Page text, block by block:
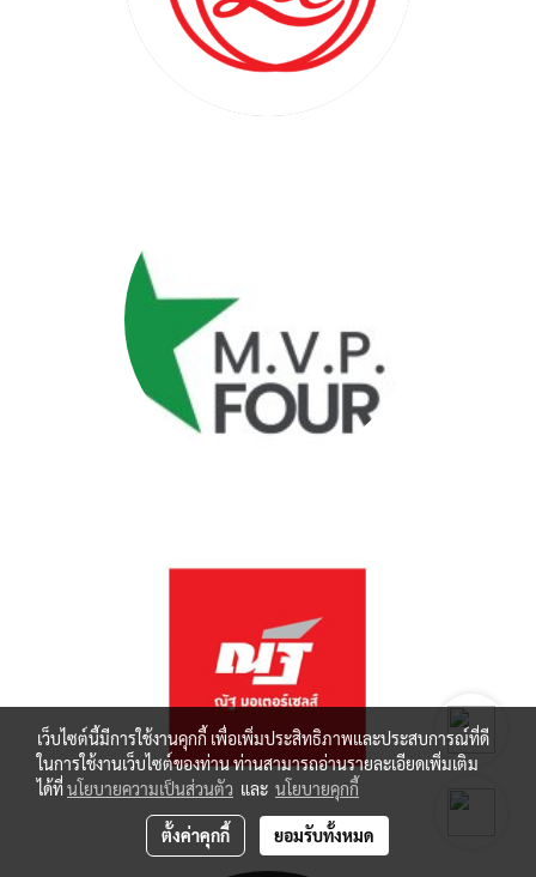
เว็บไซต์นี้มีการใช้งานคุกกี้ เพื่อเพิ่มประสิทธิภาพและประสบการณ์ที่ดี
ในการใช้งานเว็บไซต์ของท่าน ท่านสามารถอ่านรายละเอียดเพิ่มเติม
ได้ที่นโยบายความเป็นส่วนตัว และ นโยบายคุกกี้
ตั้งค่าคุกกี้ ยอมรับทั้งหมด